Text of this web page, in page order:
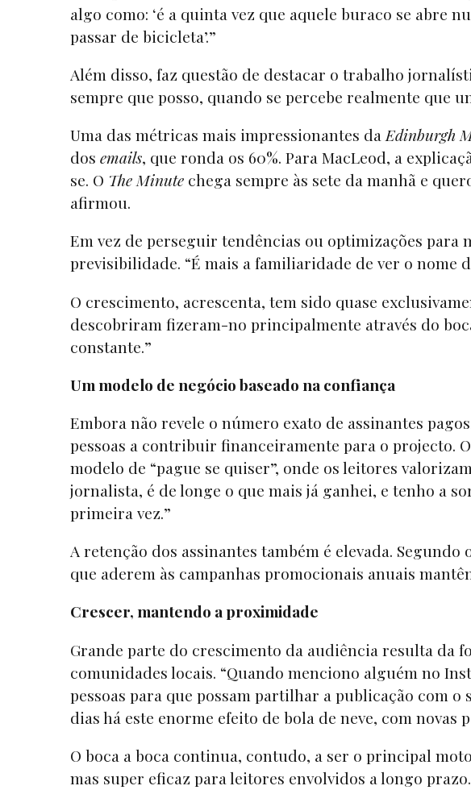
algo como: ‘é a quinta vez que aquele buraco se abre
passar de bicicleta’.”
Além disso, faz questão de destacar o trabalho
sempre que posso, quando se percebe realmente que
Uma das métricas mais impressionantes daEdinburgh
dos emails, que ronda os 60%. Para MacLeod, a
se. O The Minute chega sempre às sete da manhã e
afirmou.
Em vez de perseguir tendências ou optimizações para
previsibilidade. “É mais a familiaridade de ver o nome
O crescimento, acrescenta, tem sido quase
descobriram fizeram-no principalmente através do
constante.”
Um modelo de negócio baseado na confiança
Embora não revele o número exato de assinantes
pessoas a contribuir financeiramente para o projecto.
modelo de “pague se quiser”, onde os leitores
jornalista, é de longe o que mais já ganhei, e tenho a
primeira vez.”
A retenção dos assinantes também é elevada.
que aderem às campanhas promocionais anuais
Crescer, mantendo a proximidade
Grande parte do crescimento da audiência resulta da
comunidades locais. “Quando menciono alguém no
pessoas para que possam partilhar a publicação com o
dias há este enorme efeito de bola de neve, com novas
O boca a boca continua, contudo, a ser o principal
mas super eficaz para leitores envolvidos a longo